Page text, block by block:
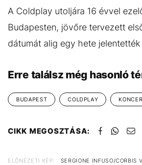
A Coldplay utoljára 16 évvel
Budapesten, jövőre tervezett
dátumát alig egy hete jelentették
Erre találsz még hasonló
BUDAPEST COLDPLAY
CIKK MEGOSZTÁSA:
ELŐNÉZETI KÉP:
SERGIONE INFUSO/CORBIS